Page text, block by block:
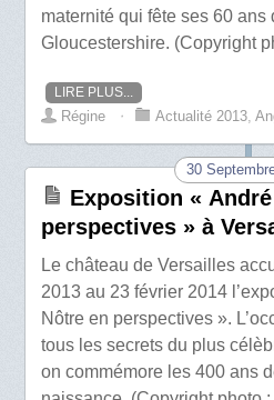
maternité qui fête ses 60 ans
Gloucestershire. (Copyright
LIRE PLUS...
Régine ⋅ Actualité 2013,
30
Exposition «
perspectives » à
Le château de Versailles
2013 au 23 février 2014
Nôtre en perspectives ».
tous les secrets du plus
on commémore les 400 ans